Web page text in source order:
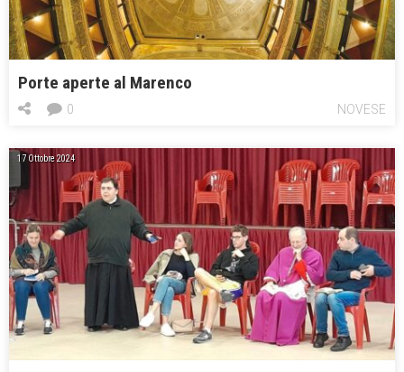
Porte aperte al Marenco
NOVESE
0
17 Ottobre 2024